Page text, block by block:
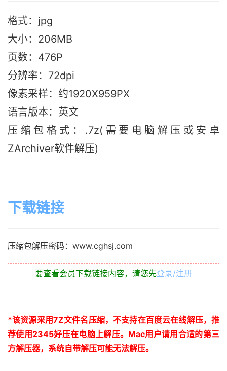
格式：jpg
大小：206MB
页数：476P
分辨率：72dpi
像素采样：约1920X959PX
语言版本：英文
压缩包格式：.7z(需要电脑解压或安卓
ZArchiver软件解压)
下载链接
压缩包解压密码：www.cghsj.com
要查看会员下载链接内容，请您先登录/注册
*该资源采用7Z文件名压缩，不支持在百度云在线解压，推
荐使用2345好压在电脑上解压。 Mac用户请用合适的第三
方解压器，系统自带解压可能无法解压。